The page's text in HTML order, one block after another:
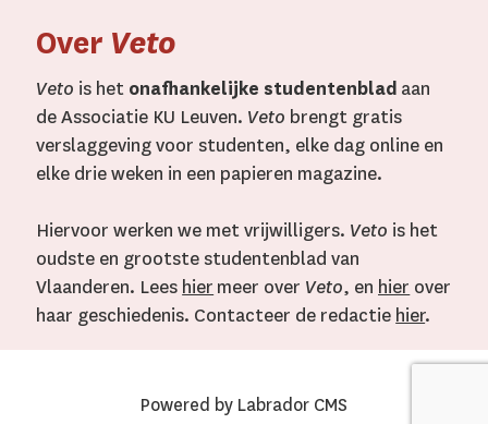
Over Veto
Veto is het onafhankelijke studentenblad aan
de Associatie KU Leuven. Veto brengt gratis
verslaggeving voor studenten, elke dag online en
elke drie weken in een papieren magazine.
Hiervoor werken we met vrijwilligers. Veto is het
oudste en grootste studentenblad van
Vlaanderen. Lees hier meer over Veto, en hier over
haar geschiedenis. Contacteer de redactie hier.
Powered by Labrador CMS